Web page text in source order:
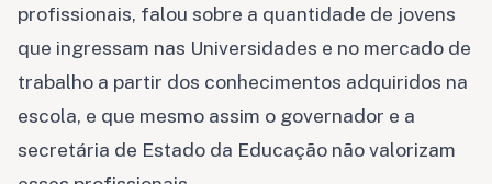
profissionais, falou sobre a quantidade de jovens
que ingressam nas Universidades e no mercado de
trabalho a partir dos conhecimentos adquiridos na
escola, e que mesmo assim o governador e a
secretária de Estado da Educação não valorizam